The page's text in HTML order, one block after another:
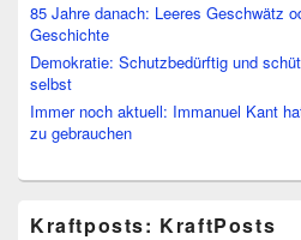
85 Jahre danach: Leeres Geschwätz
Geschichte
Demokratie: Schutzbedürftig und
selbst
Immer noch aktuell: Immanuel Kant
zu gebrauchen
Kraftposts: KraftPosts